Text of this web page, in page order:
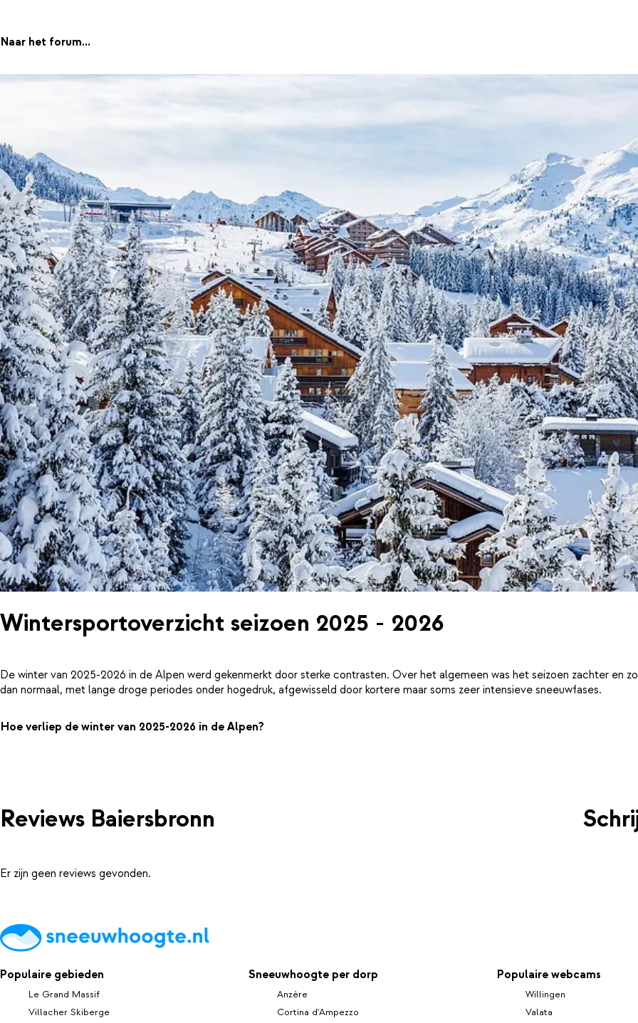
Naar het forum...
Wintersportoverzicht seizoen 2025 - 2026
De winter van 2025-2026 in de Alpen werd gekenmerkt door sterke contrasten. Over het algemeen was het seizoen zachter en
dan normaal, met lange droge periodes onder hogedruk, afgewisseld door kortere maar soms zeer intensieve sneeuwfases.
Hoe verliep de winter van 2025-2026 in de Alpen?
Reviews Baiersbronn
Er zijn geen reviews gevonden.
Populaire gebieden
Le Grand Massif
Villacher Skiberge
Sneeuwhoogte per dorp
Anzère
Cortina d'Ampezzo
Populaire webcams
Willingen
Valata